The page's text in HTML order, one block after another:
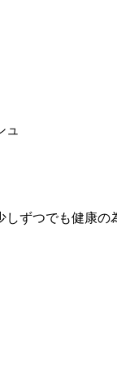
ュ
ずつでも健康の